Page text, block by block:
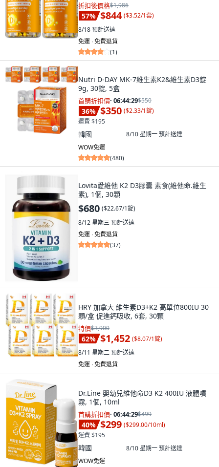
折扣後價格$1,986
57% $844 ($3.52/1套)
8/18預計送達
免運 ∙ 免費退貨
(1)
Nutri D-DAY MK-7維生素K2&維生素D3錠
9g, 30錠, 5盒
首購折扣價· 06:44:28$550
36% $350 ($2.33/1錠)
運費 $195
韓國 8/10 星期一預計送達
WOW免運
(480)
Lovita愛維他 K2 D3膠囊 素食(維他命.維生
素), 1個, 30顆
$680 ($22.67/1錠)
8/12 星期三預計送達
免運 ∙ 免費退貨
(37)
HRY 加拿大 維生素D3+K2 高單位800IU 30
顆/盒 促進鈣吸收, 6套, 30顆
特價$3,900
62% $1,452 ($8.07/1錠)
8/11 星期二預計送達
免運 ∙ 免費退貨
Dr.Line 嬰幼兒維他命D3 K2 400IU 液體噴
霧, 1個, 10ml
首購折扣價· 06:44:28$499
40% $299 ($299.00/10ml)
運費 $195
韓國 8/10 星期一預計送達
WOW免運